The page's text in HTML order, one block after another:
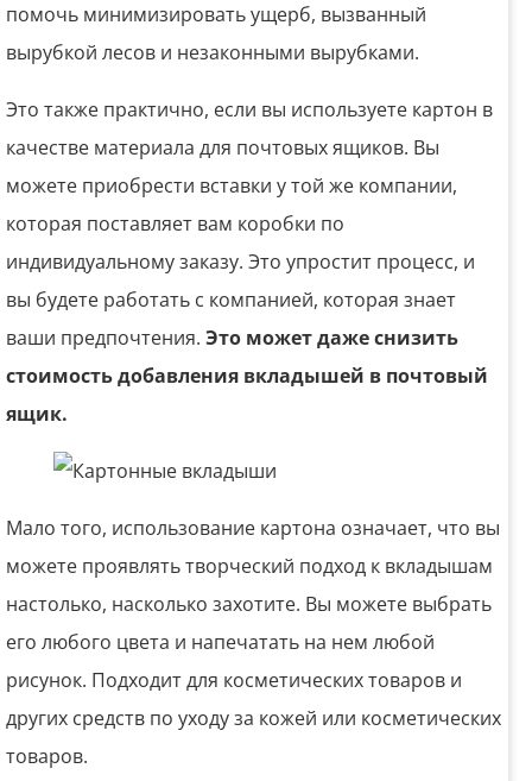
помочь минимизировать ущерб, вызванный
вырубкой лесов и незаконными вырубками.
Это также практично, если вы используете картон в
качестве материала для почтовых ящиков. Вы
можете приобрести вставки у той же компании,
которая поставляет вам коробки по
индивидуальному заказу. Это упростит процесс, и
вы будете работать с компанией, которая знает
ваши предпочтения. Это может даже снизить
стоимость добавления вкладышей в почтовый
ящик.
Мало того, использование картона означает, что вы
можете проявлять творческий подход к вкладышам
настолько, насколько захотите. Вы можете выбрать
его любого цвета и напечатать на нем любой
рисунок. Подходит для косметических товаров и
других средств по уходу за кожей или косметических
товаров.